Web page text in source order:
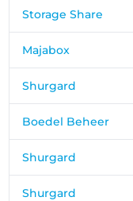
Storage Share
Majabox
Shurgard
Boedel Beheer
Shurgard
Shurgard